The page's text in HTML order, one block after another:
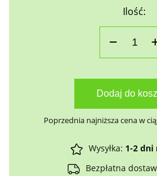
Ilość:
Dodaj do
Poprzednia najniższa cena w
Wysyłka: 1-2 dni
Bezpłatna